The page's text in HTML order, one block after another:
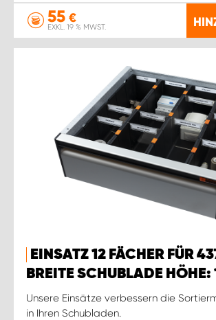
55 €
EXKL. 19 % MWST.
EINSATZ 12 FÄCHER FÜR
BREITE SCHUBLADE HÖHE:
Unsere Einsätze verbessern die
in Ihren Schubladen.